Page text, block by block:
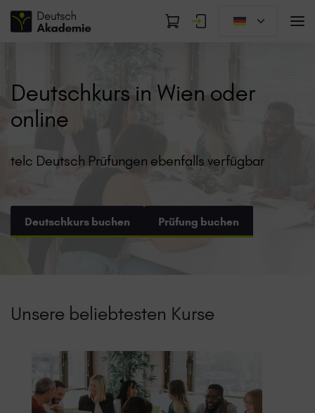
Deutschkurs in Wien oder
online
telc Deutsch Prüfungen ebenfalls verfügbar
Deutschkurs buchen Prüfung buchen
Unsere beliebtesten Kurse